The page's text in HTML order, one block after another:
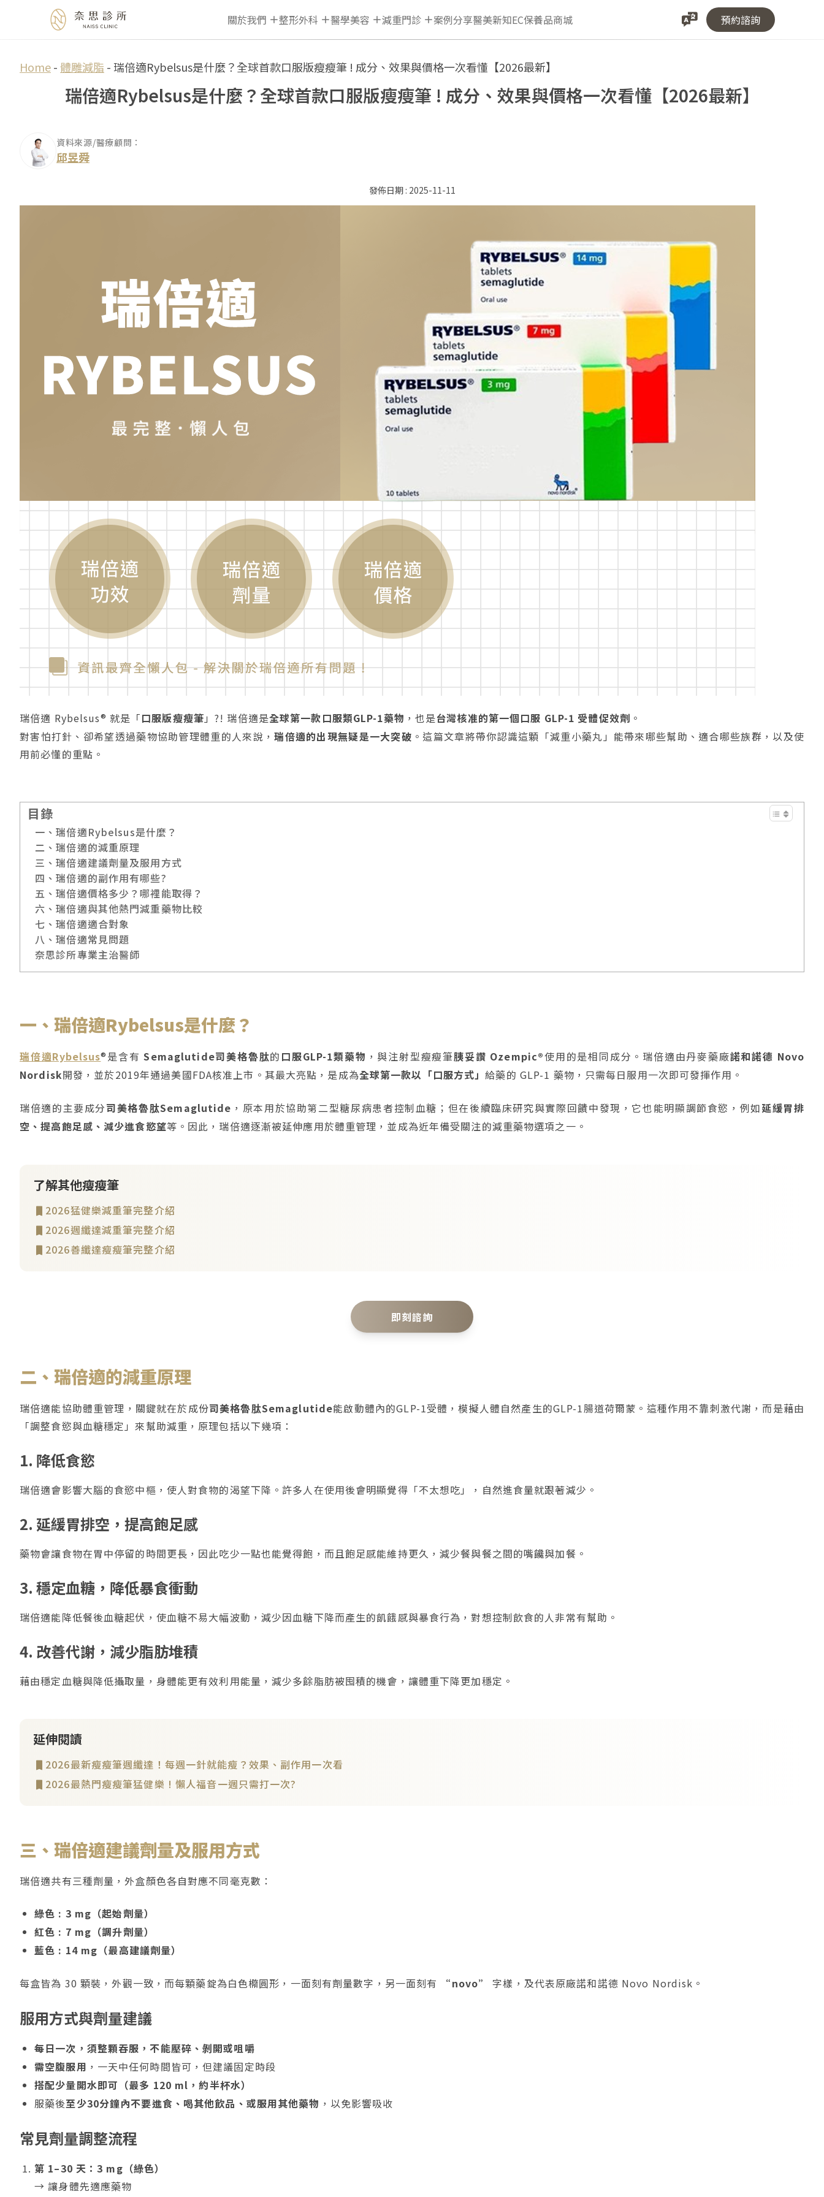
關於我們 整形外科 醫學美容 減重門診 案例分享醫美新知EC保養品商城 預約諮詢
Home- 體雕減脂 - 瑞倍適Rybelsus是什麼？全球首款口服版瘦瘦筆 ! 成分、效果與價格一次看懂【2026最新】
瑞倍適Rybelsus是什麼？全球首款口服版瘦瘦筆 ! 成分、效果與價格一次看懂【2026最新】
資料來源/醫療顧問：
邱昱舜
2025-11-11
瑞倍適 Rybelsus® 就是「口服版瘦瘦筆 」?! 瑞倍適是全球第一款口服類GLP-1藥物 ，也是台灣核准的第一個口服 GLP-1 受體促效劑 。
對害怕打針、卻希望透過藥物協助管理體重的人來說，瑞倍適的出現無疑是一大突破 。這篇文章將帶你認識這顆「減重小藥丸」能帶來哪些幫助、適合哪些族群，以及使
用前必懂的重點。
目錄
一、瑞倍適Rybelsus是什麼？
二、瑞倍適的減重原理
三、瑞倍適建議劑量及服用方式
四、瑞倍適的副作用有哪些?
五、瑞倍適價格多少？哪裡能取得？
六、瑞倍適與其他熱門減重藥物比較
七、瑞倍適適合對象
八、瑞倍適常見問題
奈思診所專業主治醫師
一、瑞倍適Rybelsus是什麼？
瑞倍適Rybelsus®是含有Semaglutide司美格魯肽的 口服GLP-1類藥物 ，與注射型瘦瘦筆胰妥讚 Ozempic®使用的是相同成分。瑞倍適由丹麥藥廠諾和諾德 Novo
Nordisk開發，並於2019年通過美國FDA核准上市。其最大亮點，是成為全球第一款以「口服方式」給藥的 GLP-1 藥物，只需每日服用一次即可發揮作用。
瑞倍適的主要成分司美格魯肽Semaglutide ，原本用於協助第二型糖尿病患者控制血糖；但在後續臨床研究與實際回饋中發現，它也能明顯調節食慾，例如延緩胃排
空、提高飽足感、減少進食慾望等。因此，瑞倍適逐漸被延伸應用於體重管理，並成為近年備受關注的減重藥物選項之一。
了解其他瘦瘦筆
2026猛健樂減重筆完整介紹
2026週纖達減重筆完整介紹
2026善纖達瘦瘦筆完整介紹
即刻諮詢
二、瑞倍適的減重原理
瑞倍適能協助體重管理，關鍵就在於成份司美格魯肽Semaglutide能啟動體內的GLP-1受體，模擬人體自然產生的GLP-1腸道荷爾蒙。這種作用不靠刺激代謝，而是藉由
「調整食慾與血糖穩定」來幫助減重，原理包括以下幾項：
1. 降低食慾
瑞倍適會影響大腦的食慾中樞，使人對食物的渴望下降。許多人在使用後會明顯覺得「不太想吃」，自然進食量就跟著減少。
2. 延緩胃排空，提高飽足感
藥物會讓食物在胃中停留的時間更長，因此吃少一點也能覺得飽，而且飽足感能維持更久，減少餐與餐之間的嘴饞與加餐。
3. 穩定血糖，降低暴食衝動
瑞倍適能降低餐後血糖起伏，使血糖不易大幅波動，減少因血糖下降而產生的飢餓感與暴食行為，對想控制飲食的人非常有幫助。
4. 改善代謝，減少脂肪堆積
藉由穩定血糖與降低攝取量，身體能更有效利用能量，減少多餘脂肪被囤積的機會，讓體重下降更加穩定。
延伸閱讀
2026最新瘦瘦筆週纖達！每週一針就能瘦？效果、副作用一次看
2026最熱門瘦瘦筆猛健樂 ! 懶人福音一週只需打一次?
三、瑞倍適建議劑量及服用方式
瑞倍適共有三種劑量，外盒顏色各自對應不同毫克數：
綠色 : 3 mg（起始劑量）
紅色 : 7 mg（調升劑量）
藍色 : 14 mg（最高建議劑量）
每盒皆為 30 顆裝，外觀一致，而每顆藥錠為白色橢圓形，一面刻有劑量數字，另一面刻有 “novo” 字樣，及代表原廠諾和諾德 Novo Nordisk。
服用方式與劑量建議
每日一次，須整顆吞服，不能壓碎、剝開或咀嚼
需空腹服用 ，一天中任何時間皆可，但建議固定時段
搭配少量開水即可（最多 120 ml，約半杯水）
服藥後至少30分鐘內不要進食、喝其他飲品、或服用其他藥物 ，以免影響吸收
常見劑量調整流程
第 1–30 天：3 mg（綠色）
→ 讓身體先適應藥物